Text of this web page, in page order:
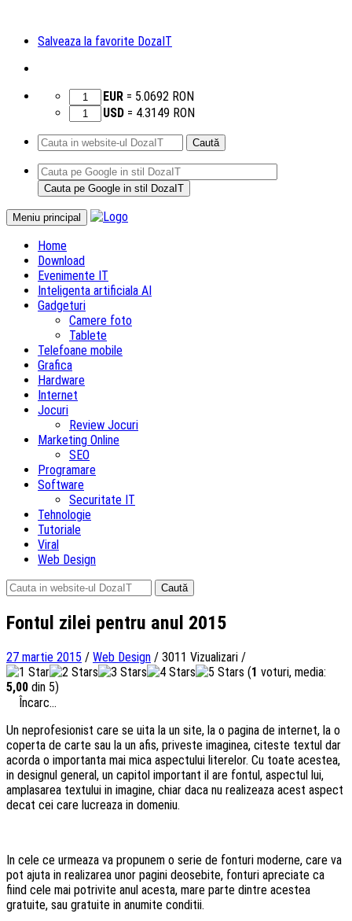
Salveaza la favorite DozaIT
EUR = 5.0692 RON
USD = 4.3149 RON
Caută
după:
Meniu principal
Sari
Home
Download
Evenimente IT
Inteligenta artificiala AI
Gadgeturi
Camere foto
Tablete
Telefoane mobile
Grafica
Hardware
Internet
Jocuri
Review Jocuri
Marketing Online
SEO
Programare
Software
Securitate IT
Tehnologie
Tutoriale
Viral
Web Design
Caută
după:
Fontul zilei pentru anul 2015
27 martie 2015 / Web Design / 3011 Vizualizari /
(1 voturi, media:
5,00 din 5)
Încarc...
Un neprofesionist care se uita la un site, la o pagina de internet, la o
coperta de carte sau la un afis, priveste imaginea, citeste textul dar
acorda o importanta mai mica aspectului literelor. Cu toate acestea,
in designul general, un capitol important il are fontul, aspectul lui,
amplasarea textului in imagine, chiar daca nu realizeaza acest aspect
decat cei care lucreaza in domeniu.
In cele ce urmeaza va propunem o serie de fonturi moderne, care va
pot ajuta in realizarea unor pagini deosebite, fonturi apreciate ca
fiind cele mai potrivite anul acesta, mare parte dintre acestea
gratuite, sau gratuite in anumite conditii.